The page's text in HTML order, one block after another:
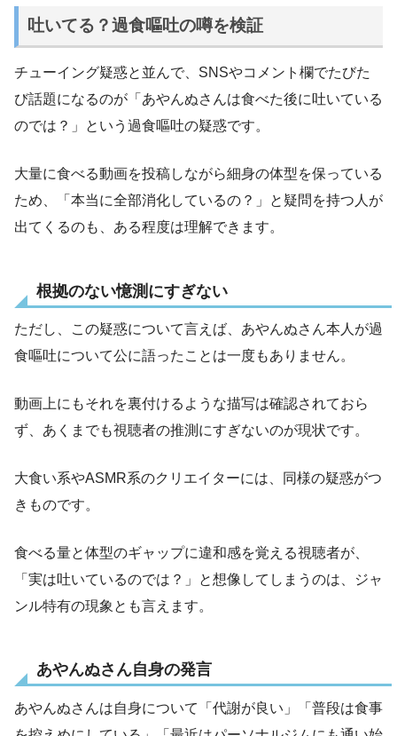
吐いてる？過食嘔吐の噂を検証
チューイング疑惑と並んで、SNSやコメント欄でたびた
び話題になるのが「あやんぬさんは食べた後に吐いている
のでは？」という過食嘔吐の疑惑です。
大量に食べる動画を投稿しながら細身の体型を保っている
ため、「本当に全部消化しているの？」と疑問を持つ人が
出てくるのも、ある程度は理解できます。
根拠のない憶測にすぎない
ただし、この疑惑について言えば、あやんぬさん本人が過
食嘔吐について公に語ったことは一度もありません。
動画上にもそれを裏付けるような描写は確認されておら
ず、あくまでも視聴者の推測にすぎないのが現状です。
大食い系やASMR系のクリエイターには、同様の疑惑がつ
きものです。
食べる量と体型のギャップに違和感を覚える視聴者が、
「実は吐いているのでは？」と想像してしまうのは、ジャ
ンル特有の現象とも言えます。
あやんぬさん自身の発言
あやんぬさんは自身について「代謝が良い」「普段は食事